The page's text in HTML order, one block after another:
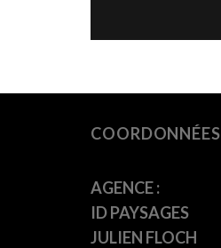
COORDONNÉES
AGENCE :
ID PAYSAGES
JULIEN FLOCH